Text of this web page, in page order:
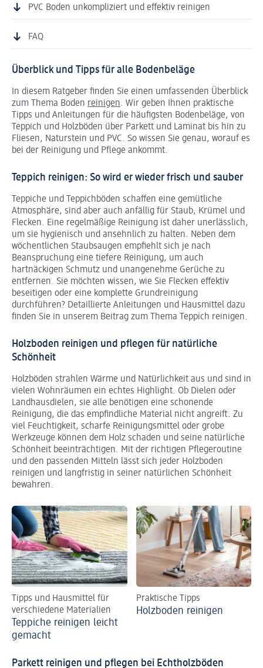
PVC Boden unkompliziert und effektiv reinigen
FAQ
Überblick und Tipps für alle Bodenbeläge
In diesem Ratgeber finden Sie einen umfassenden Überblick
zum Thema Boden reinigen. Wir geben Ihnen praktische
Tipps und Anleitungen für die häufigsten Bodenbeläge, von
Teppich und Holzböden über Parkett und Laminat bis hin zu
Fliesen, Naturstein und PVC. So wissen Sie genau, worauf es
bei der Reinigung und Pflege ankommt.
Teppich reinigen: So wird er wieder frisch und sauber
Teppiche und Teppichböden schaffen eine gemütliche
Atmosphäre, sind aber auch anfällig für Staub, Krümel und
Flecken. Eine regelmäßige Reinigung ist daher unerlässlich,
um sie hygienisch und ansehnlich zu halten. Neben dem
wöchentlichen Staubsaugen empfiehlt sich je nach
Beanspruchung eine tiefere Reinigung, um auch
hartnäckigen Schmutz und unangenehme Gerüche zu
entfernen. Sie möchten wissen, wie Sie Flecken effektiv
beseitigen oder eine komplette Grundreinigung
durchführen? Detaillierte Anleitungen und Hausmittel dazu
finden Sie in unserem Beitrag zum Thema Teppich reinigen.
Holzboden reinigen und pflegen für natürliche
Schönheit
Holzböden strahlen Wärme und Natürlichkeit aus und sind in
vielen Wohnräumen ein echtes Highlight. Ob Dielen oder
Landhausdielen, sie alle benötigen eine schonende
Reinigung, die das empfindliche Material nicht angreift. Zu
viel Feuchtigkeit, scharfe Reinigungsmittel oder grobe
Werkzeuge können dem Holz schaden und seine natürliche
Schönheit beeinträchtigen. Mit der richtigen Pflegeroutine
und den passenden Mitteln lässt sich jeder Holzboden
reinigen und langfristig in seiner natürlichen Schönheit
bewahren.
Tipps und Hausmittel für
verschiedene Materialien
Teppiche reinigen leicht
gemacht
Praktische Tipps
Holzboden reinigen
Parkett reinigen und pflegen bei Echtholzböden